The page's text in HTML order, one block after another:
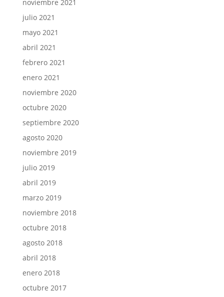
noviembre 2021
julio 2021
mayo 2021
abril 2021
febrero 2021
enero 2021
noviembre 2020
octubre 2020
septiembre 2020
agosto 2020
noviembre 2019
julio 2019
abril 2019
marzo 2019
noviembre 2018
octubre 2018
agosto 2018
abril 2018
enero 2018
octubre 2017